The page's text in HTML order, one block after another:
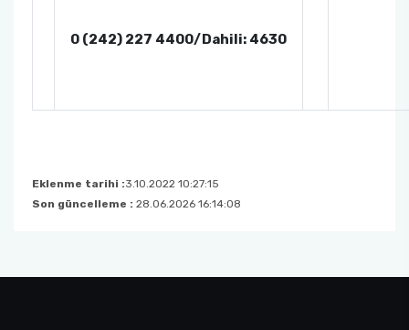
0 (242) 227 4400/Dahili: 4630
Eklenme tarihi :3.10.2022 10:27:15
Son güncelleme : 28.06.2026 16:14:08